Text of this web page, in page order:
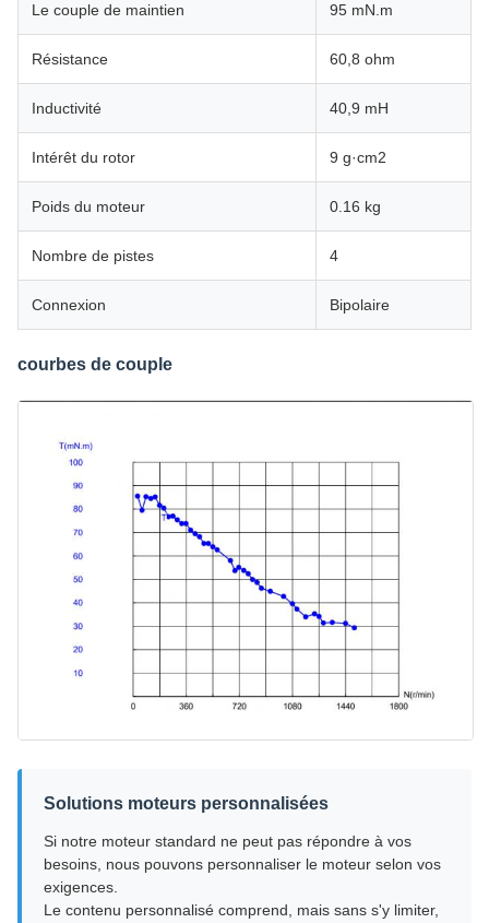
Le couple de maintien 95 mN.m
Résistance 60,8 ohm
Inductivité 40,9 mH
Intérêt du rotor 9 g·cm2
Poids du moteur 0.16 kg
Nombre de pistes 4
Connexion Bipolaire
courbes de couple
Solutions moteurs personnalisées
Si notre moteur standard ne peut pas répondre à vos
besoins, nous pouvons personnaliser le moteur selon vos
exigences.
Le contenu personnalisé comprend, mais sans s'y limiter,